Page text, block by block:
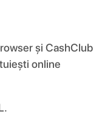
și CashClub
online